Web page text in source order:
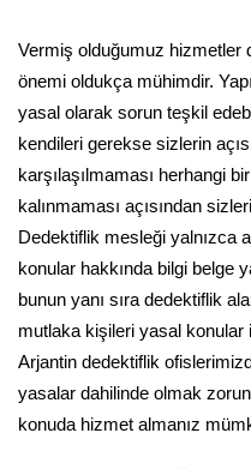
Vermiş olduğumuz hizmetler
önemi oldukça mühimdir.
yasal olarak sorun teşkil
kendileri gerekse sizlerin
karşılaşılmaması herhangi
kalınmaması açısından
Dedektiflik mesleği yalnızca
konular hakkında bilgi belge
bunun yanı sıra dedektiflik
mutlaka kişileri yasal konular
Arjantin dedektiflik
yasalar dahilinde olmak
konuda hizmet almanız